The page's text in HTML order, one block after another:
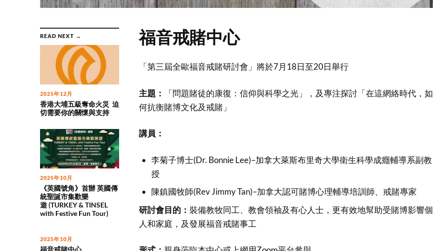
READ NEXT →
2025年12月
香港大埔五級奪命火災 迫
切需要你的關懷與支持
2025年10月
《英國號角》首辦 英國傳
統聖誕市集歡樂
遊 (TURKEY & TINSEL
with Festive Fun Tour)
2025年10月
福音戒賭中心
「第三屆全歐福音戒賭研討會」將於7月18日至20日舉行
主題：
「問題賭徒的康復：信仰與科學之光」，及專注探討「在這網絡時代，如
何抗衡賭博文化及戒賭」
講員：
李菊子博士(Dr. Bonnie Lee)–加拿大萊斯布里奇大學衛生科學成癮輔導系副教
授
陳鎮國牧師(Rev Jimmy Tan)–加拿大認可賭博心理輔導培訓師、戒賭專家
研討會目的： 裝備教牧同工、教會領袖及有心人士，更有效地幫助受賭博影響個
人和家庭，及發展福音戒賭事工